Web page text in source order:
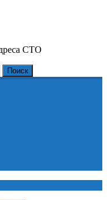
СТО
Поиск